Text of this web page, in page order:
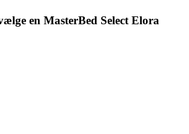
en MasterBed Select Elora